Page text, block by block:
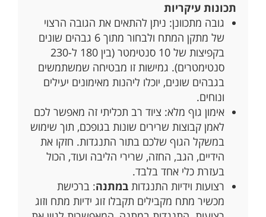
תכונות עיקריות
גובה מתכוונן: ניתן להתאים את הגובה הרצוי
של מתקן המתח ולבחור מתוך 6 גבהים שונים
בקפיצות של 10 סנטימטר (בין 180 ל-230
סנטימטרים). גמישות זו מבטיחה שמשתמשים
בגבהים שונים, יוכלו ליהנות מאימונים יעילים
ונוחים.
אימון גוף מלא: ציוד רב תכליתי זה מאפשר לכם
לאמן קבוצות שרירים שונות בגופכם, תוך שימוש
במשקל הגוף שלכם בתור התנגדות. חזקו את
הידיים, הגב, החזה, שרירי הליבה ועוד, הכול
בעזרת כלי אחד בלבד.
רצועות וידיות התנגדות במתנה: ברכישת
מכשיר מתח מקבילים תקבלו זוג ידיות מתח וזוג